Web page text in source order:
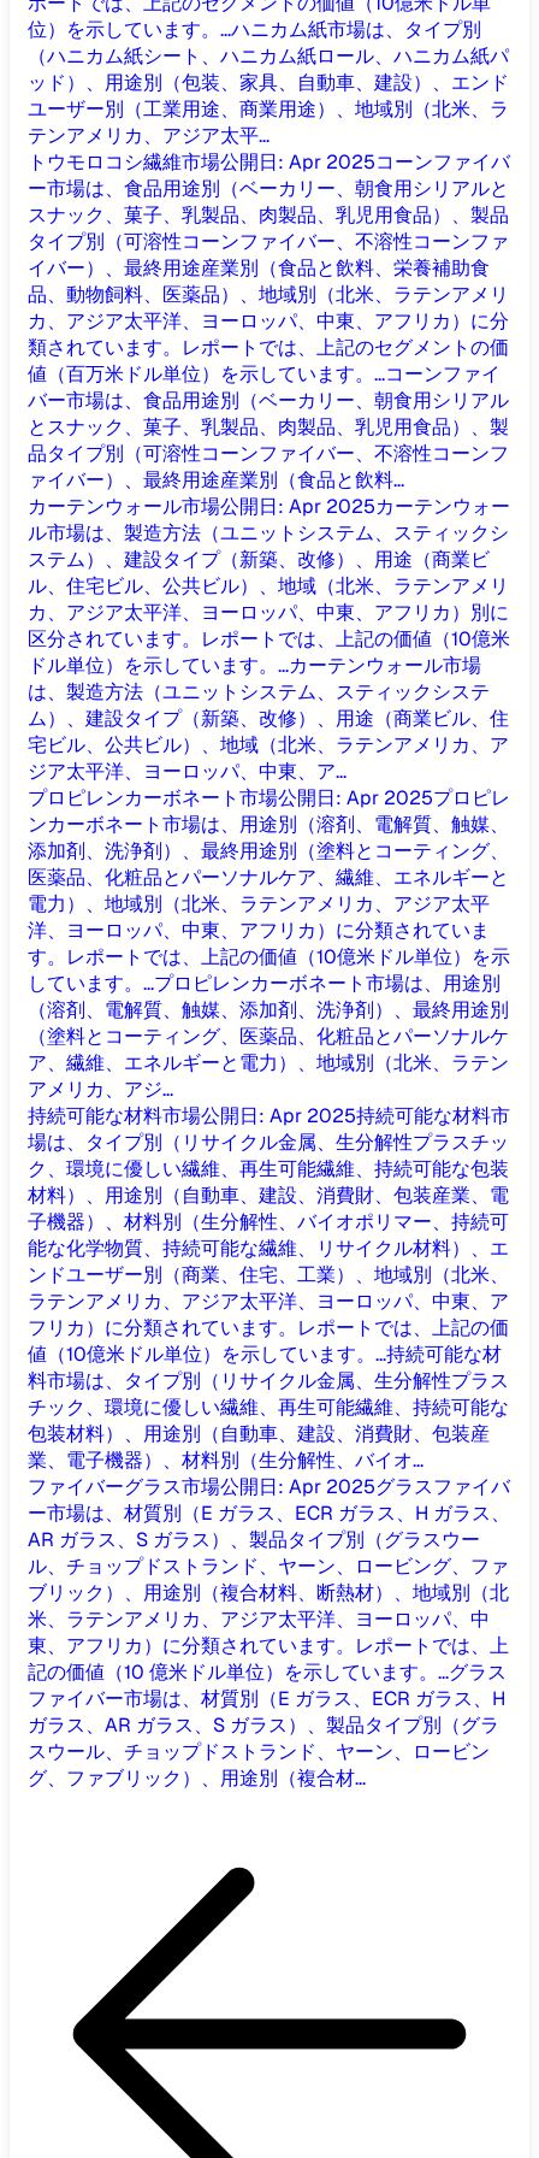
位）を示しています。...ハニカム紙市場は、タイプ別
（ハニカム紙シート、ハニカム紙ロール、ハニカム紙パ
ッド）、用途別（包装、家具、自動車、建設）、エンド
ユーザー別（工業用途、商業用途）、地域別（北米、ラ
テンアメリカ、アジア太平...
トウモロコシ繊維市場公開日: Apr 2025コーンファイバ
ー市場は、食品用途別（ベーカリー、朝食用シリアルと
スナック、菓子、乳製品、肉製品、乳児用食品）、製品
タイプ別（可溶性コーンファイバー、不溶性コーンファ
イバー）、最終用途産業別（食品と飲料、栄養補助食
品、動物飼料、医薬品）、地域別（北米、ラテンアメリ
カ、アジア太平洋、ヨーロッパ、中東、アフリカ）に分
類されています。レポートでは、上記のセグメントの価
値（百万米ドル単位）を示しています。...コーンファイ
バー市場は、食品用途別（ベーカリー、朝食用シリアル
とスナック、菓子、乳製品、肉製品、乳児用食品）、製
品タイプ別（可溶性コーンファイバー、不溶性コーンフ
ァイバー）、最終用途産業別（食品と飲料...
カーテンウォール市場公開日: Apr 2025カーテンウォー
ル市場は、製造方法（ユニットシステム、スティックシ
ステム）、建設タイプ（新築、改修）、用途（商業ビ
ル、住宅ビル、公共ビル）、地域（北米、ラテンアメリ
カ、アジア太平洋、ヨーロッパ、中東、アフリカ）別に
区分されています。レポートでは、上記の価値（10億米
ドル単位）を示しています。...カーテンウォール市場
は、製造方法（ユニットシステム、スティックシステ
ム）、建設タイプ（新築、改修）、用途（商業ビル、住
宅ビル、公共ビル）、地域（北米、ラテンアメリカ、ア
ジア太平洋、ヨーロッパ、中東、ア...
プロピレンカーボネート市場公開日: Apr 2025プロピレ
ンカーボネート市場は、用途別（溶剤、電解質、触媒、
添加剤、洗浄剤）、最終用途別（塗料とコーティング、
医薬品、化粧品とパーソナルケア、繊維、エネルギーと
電力）、地域別（北米、ラテンアメリカ、アジア太平
洋、ヨーロッパ、中東、アフリカ）に分類されていま
す。レポートでは、上記の価値（10億米ドル単位）を示
しています。...プロピレンカーボネート市場は、用途別
（溶剤、電解質、触媒、添加剤、洗浄剤）、最終用途別
（塗料とコーティング、医薬品、化粧品とパーソナルケ
ア、繊維、エネルギーと電力）、地域別（北米、ラテン
アメリカ、アジ...
持続可能な材料市場公開日: Apr 2025持続可能な材料市
場は、タイプ別（リサイクル金属、生分解性プラスチッ
ク、環境に優しい繊維、再生可能繊維、持続可能な包装
材料）、用途別（自動車、建設、消費財、包装産業、電
子機器）、材料別（生分解性、バイオポリマー、持続可
能な化学物質、持続可能な繊維、リサイクル材料）、エ
ンドユーザー別（商業、住宅、工業）、地域別（北米、
ラテンアメリカ、アジア太平洋、ヨーロッパ、中東、ア
フリカ）に分類されています。レポートでは、上記の価
値（10億米ドル単位）を示しています。...持続可能な材
料市場は、タイプ別（リサイクル金属、生分解性プラス
チック、環境に優しい繊維、再生可能繊維、持続可能な
包装材料）、用途別（自動車、建設、消費財、包装産
業、電子機器）、材料別（生分解性、バイオ...
ファイバーグラス市場公開日: Apr 2025グラスファイバ
ー市場は、材質別（E ガラス、ECR ガラス、H ガラス、
AR ガラス、S ガラス）、製品タイプ別（グラスウー
ル、チョップドストランド、ヤーン、ロービング、ファ
ブリック）、用途別（複合材料、断熱材）、地域別（北
米、ラテンアメリカ、アジア太平洋、ヨーロッパ、中
東、アフリカ）に分類されています。レポートでは、上
記の価値（10 億米ドル単位）を示しています。...グラス
ファイバー市場は、材質別（E ガラス、ECR ガラス、H
ガラス、AR ガラス、S ガラス）、製品タイプ別（グラ
スウール、チョップドストランド、ヤーン、ロービン
グ、ファブリック）、用途別（複合材...